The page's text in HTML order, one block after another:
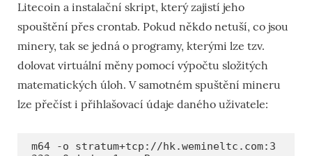
Litecoin a instalační skript, který zajistí jeho
spouštění přes crontab. Pokud někdo netuší, co jsou
minery, tak se jedná o programy, kterými lze tzv.
dolovat virtuální měny pomocí výpočtu složitých
matematických úloh. V samotném spuštění mineru
lze přečíst i přihlašovací údaje daného uživatele:
m64 -o stratum+tcp://hk.wemineltc.com:3